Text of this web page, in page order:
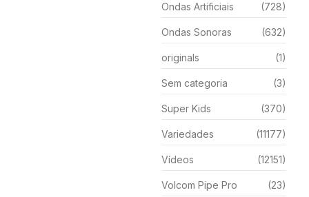
Ondas Artificiais (728)
Ondas Sonoras (632)
originals (1)
Sem categoria (3)
Super Kids (370)
Variedades (11177)
Vídeos (12151)
Volcom Pipe Pro (23)